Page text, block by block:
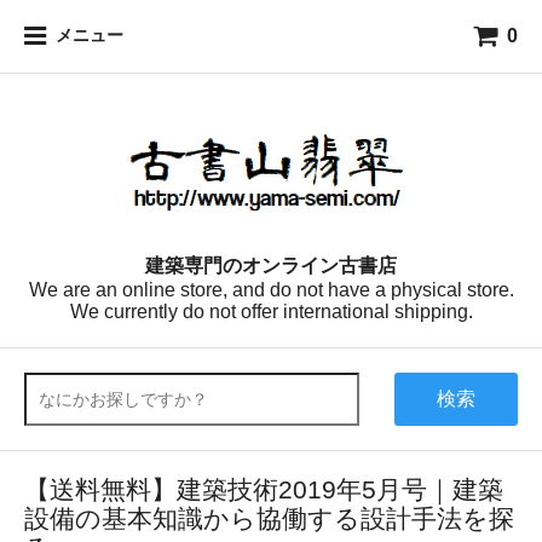
メニュー 0
建築専門のオンライン古書店
We are an online store, and do not have a physical store.
We currently do not offer international shipping.
検索
【送料無料】建築技術2019年5月号｜建築
設備の基本知識から協働する設計手法を探